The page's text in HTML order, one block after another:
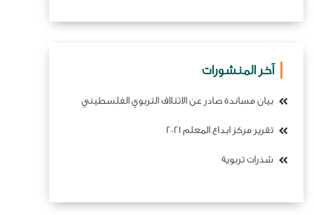
آخر المنشورات
بيان مساندة صادر عن الائتلاف التربوي الفلسطيني
تقرير مركز ابداع المعلم 2021
شذرات تربوية